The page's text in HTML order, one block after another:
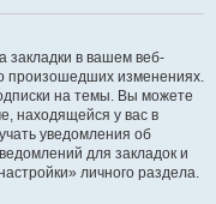
закладки в вашем веб-
произошедших изменениях.
на темы. Вы можете
находящейся у вас в
уведомления об
для закладок и
личного раздела.